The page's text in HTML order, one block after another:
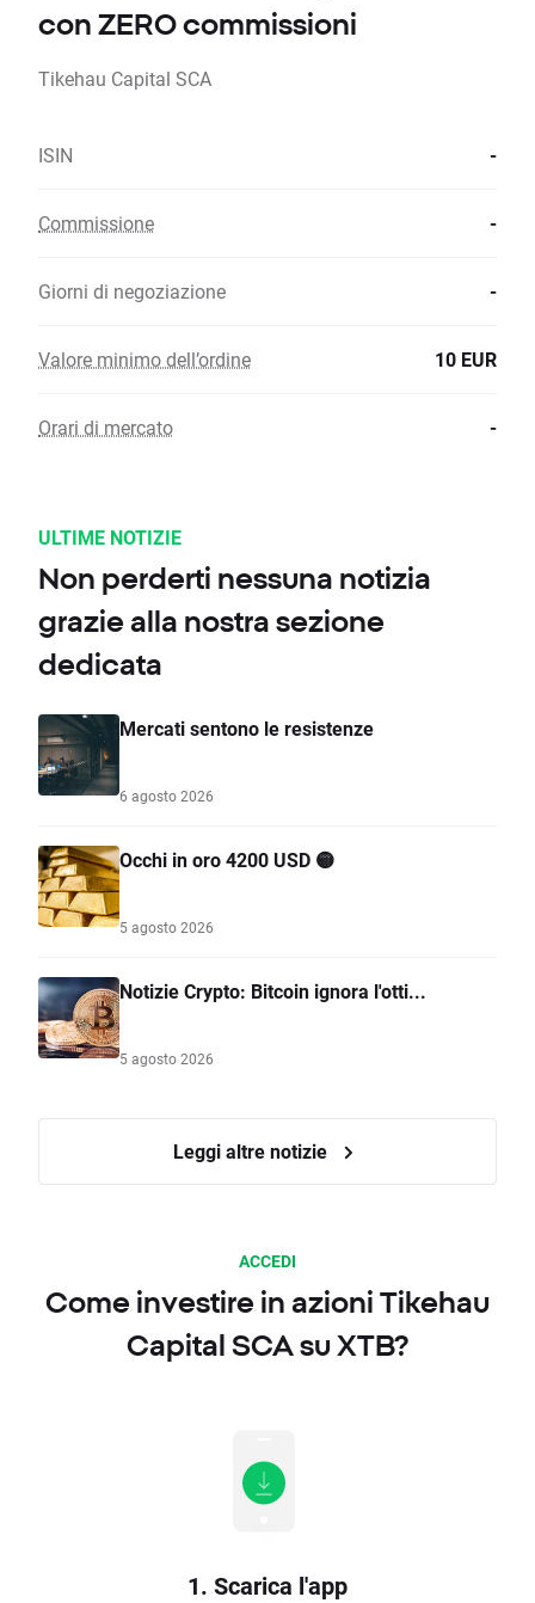
con ZERO commissioni
Tikehau Capital SCA
ISIN -
Commissione -
Giorni di negoziazione -
Valore minimo dell’ordine 10 EUR
Orari di mercato -
ULTIME NOTIZIE
Non perderti nessuna notizia
grazie alla nostra sezione
dedicata
Mercati sentono le resistenze
6 agosto 2026
Occhi in oro 4200 USD 🟡
5 agosto 2026
Notizie Crypto: Bitcoin ignora l'otti...
5 agosto 2026
Leggi altre notizie
ACCEDI
Come investire in azioni Tikehau
Capital SCA su XTB?
1. Scarica l'app